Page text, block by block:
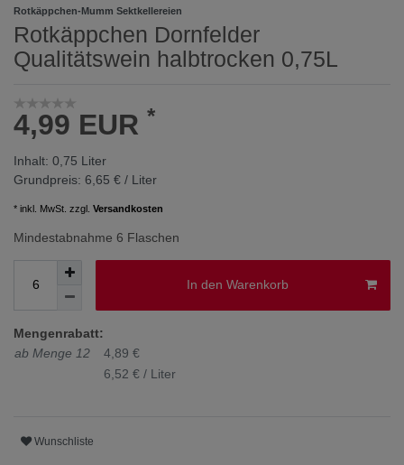
Rotkäppchen-Mumm Sektkellereien
Rotkäppchen Dornfelder
Qualitätswein halbtrocken 0,75L
4,99 EUR *
Inhalt: 0,75 Liter
Grundpreis: 6,65 € / Liter
* inkl. MwSt. zzgl. Versandkosten
Mindestabnahme 6 Flaschen
In den Warenkorb
Mengenrabatt:
ab Menge 12
4,89 €
6,52 € / Liter
Wunschliste